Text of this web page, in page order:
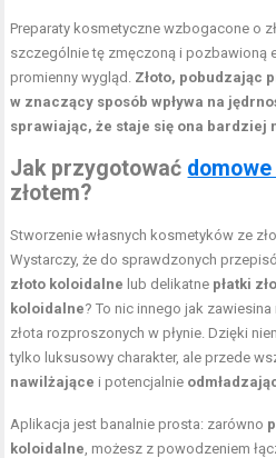
Preparaty kosmetyczne wzbogacone o
szczególnie tę zmęczoną i pozbawioną
promienny wygląd. Złoto, pobudzając
w znaczący sposób wpływa na
sprawiając, że staje się ona bardziej
Jak przygotować
złotem?
Stworzenie własnych kosmetyków ze
Wystarczy, że do sprawdzonych
złoto koloidalne lub delikatne płatki
koloidalne? To nic innego jak
złota rozproszonych w płynie. Dzięki
tylko luksusowy charakter, ale przede
nawilżające i potencjalnie
Aplikacja jest banalnie prosta: zarówno
koloidalne , możesz z powodzeniem